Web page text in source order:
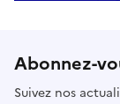
Abonnez-
Suivez nos